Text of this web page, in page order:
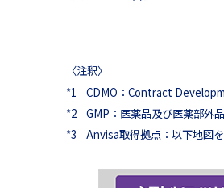
〈注釈〉
*1
CDMO：Contract
*2
GMP：医薬品及び医薬部外
*3
Anvisa取得拠点：以下地図を